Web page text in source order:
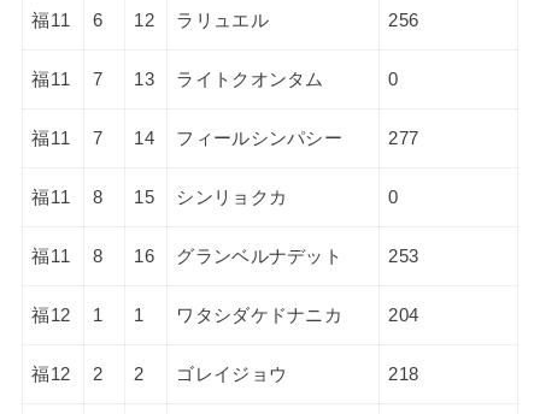
福11 6 12 ラリュエル 256
福11 7 13 ライトクオンタム 0
福11 7 14 フィールシンパシー 277
福11 8 15 シンリョクカ 0
福11 8 16 グランベルナデット 253
福12 1 1 ワタシダケドナニカ 204
福12 2 2 ゴレイジョウ 218